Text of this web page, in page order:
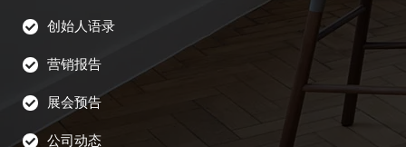
创始人语录
营销报告
展会预告
公司动态